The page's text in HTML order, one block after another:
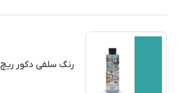
رنگ سلفی دکور ریچ 830